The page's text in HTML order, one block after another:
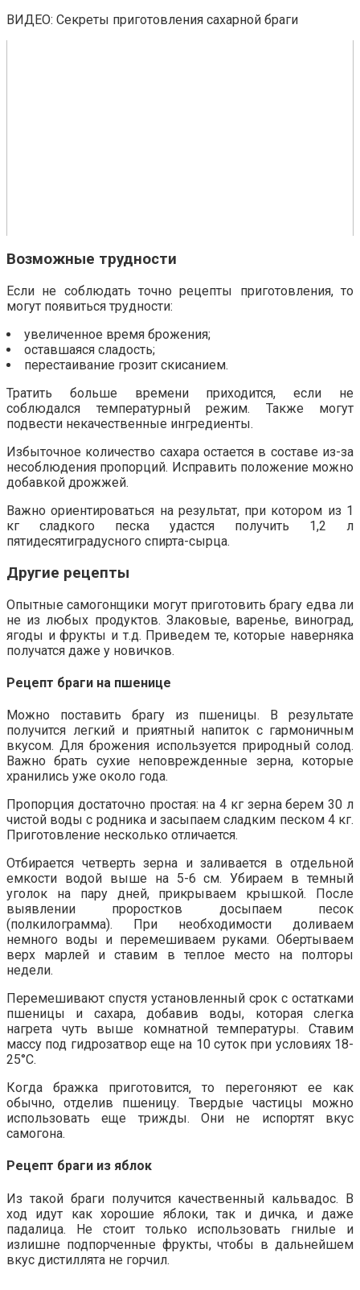
ВИДЕО: Секреты приготовления сахарной браги
Возможные трудности
Если не соблюдать точно рецепты приготовления, то
могут появиться трудности:
увеличенное время брожения;
оставшаяся сладость;
перестаивание грозит скисанием.
Тратить больше времени приходится, если не
соблюдался температурный режим. Также могут
подвести некачественные ингредиенты.
Избыточное количество сахара остается в составе из-за
несоблюдения пропорций. Исправить положение можно
добавкой дрожжей.
Важно ориентироваться на результат, при котором из 1
кг сладкого песка удастся получить 1,2 л
пятидесятиградусного спирта-сырца.
Другие рецепты
Опытные самогонщики могут приготовить брагу едва ли
не из любых продуктов. Злаковые, варенье, виноград,
ягоды и фрукты и т.д. Приведем те, которые наверняка
получатся даже у новичков.
Рецепт браги на пшенице
Можно поставить брагу из пшеницы. В результате
получится легкий и приятный напиток с гармоничным
вкусом. Для брожения используется природный солод.
Важно брать сухие неповрежденные зерна, которые
хранились уже около года.
Пропорция достаточно простая: на 4 кг зерна берем 30 л
чистой воды с родника и засыпаем сладким песком 4 кг.
Приготовление несколько отличается.
Отбирается четверть зерна и заливается в отдельной
емкости водой выше на 5-6 см. Убираем в темный
уголок на пару дней, прикрываем крышкой. После
выявлении проростков досыпаем песок
(полкилограмма). При необходимости доливаем
немного воды и перемешиваем руками. Обертываем
верх марлей и ставим в теплое место на полторы
недели.
Перемешивают спустя установленный срок с остатками
пшеницы и сахара, добавив воды, которая слегка
нагрета чуть выше комнатной температуры. Ставим
массу под гидрозатвор еще на 10 суток при условиях 18-
25°С.
Когда бражка приготовится, то перегоняют ее как
обычно, отделив пшеницу. Твердые частицы можно
использовать еще трижды. Они не испортят вкус
самогона.
Рецепт браги из яблок
Из такой браги получится качественный кальвадос. В
ход идут как хорошие яблоки, так и дичка, и даже
падалица. Не стоит только использовать гнилые и
излишне подпорченные фрукты, чтобы в дальнейшем
вкус дистиллята не горчил.